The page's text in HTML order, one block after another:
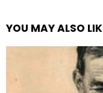
YOU MAY ALSO